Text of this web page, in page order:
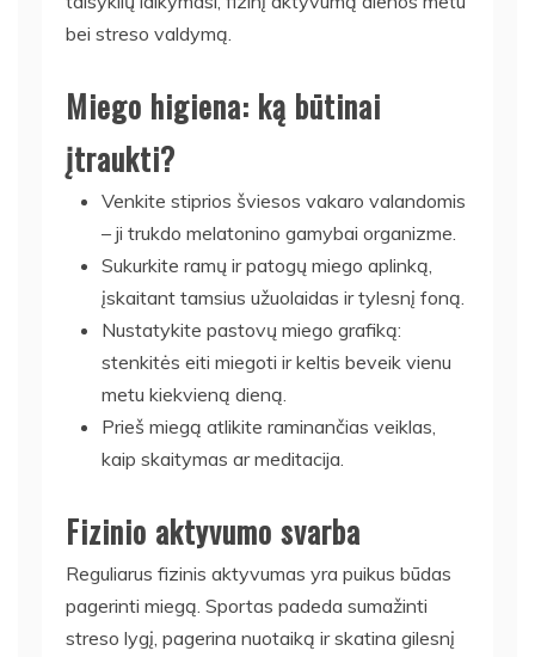
bei streso valdymą.
Miego higiena: ką būtinai
įtraukti?
Venkite stiprios šviesos vakaro valandomis
– ji trukdo melatonino gamybai organizme.
Sukurkite ramų ir patogų miego aplinką,
įskaitant tamsius užuolaidas ir tylesnį foną.
Nustatykite pastovų miego grafiką:
stenkitės eiti miegoti ir keltis beveik vienu
metu kiekvieną dieną.
Prieš miegą atlikite raminančias veiklas,
kaip skaitymas ar meditacija.
Fizinio aktyvumo svarba
Reguliarus fizinis aktyvumas yra puikus būdas
pagerinti miegą. Sportas padeda sumažinti
streso lygį, pagerina nuotaiką ir skatina gilesnį